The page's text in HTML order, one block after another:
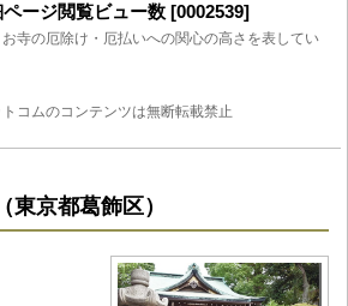
ージ閲覧ビュー数 [0002539]
寺の厄除け・厄払いへの関心の高さを表してい
コムのコンテンツは無断転載禁止
東京都葛飾区）